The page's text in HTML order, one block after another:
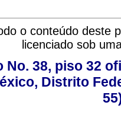
o conteúdo deste
licenciado sob
No. 38, piso 32
Distrito